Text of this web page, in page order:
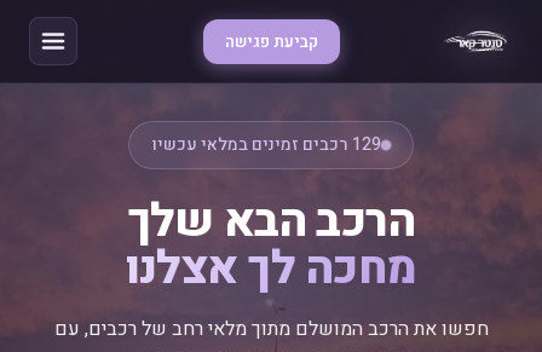
קביעת פגישה
129 רכבים זמינים במלאי עכשיו
הרכב הבא שלך
מחכה לך אצלנו
חפשו את הרכב המושלם מתוך מלאי רחב של רכבים, עם